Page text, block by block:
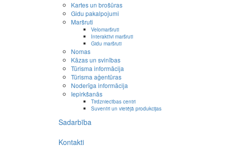
Kartes un brošūras
Gidu pakalpojumi
Maršruti
Velomaršruti
Interaktīvi maršruti
Gidu maršruti
Nomas
Kāzas un svinības
Tūrisma informācija
Tūrisma aģentūras
Noderīga informācija
Iepirkšanās
Tirdzniecības centri
Suvenīri un vietējā produkcijas
Sadarbība
Kontakti